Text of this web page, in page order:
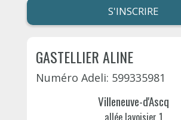
S'INSCRIRE
GASTELLIER ALINE
Numéro Adeli: 599335981
Villeneuve-d'Ascq
allée lavoisier 1